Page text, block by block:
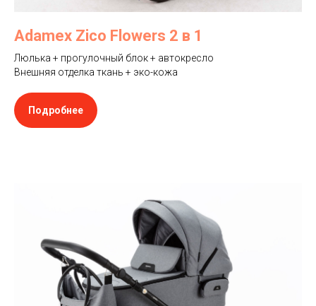
Adamex Zico Flowers 2 в 1
Люлька + прогулочный блок + автокресло
Внешняя отделка ткань + эко-кожа
Подробнее